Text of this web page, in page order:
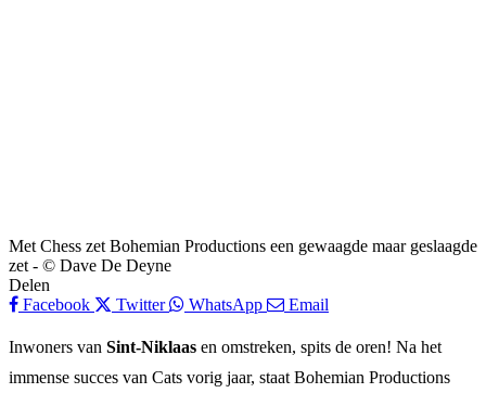
Met Chess zet Bohemian Productions een gewaagde maar geslaagde
zet - © Dave De Deyne
Delen
Facebook
Twitter WhatsApp Email
Inwoners van Sint-Niklaas en omstreken, spits de oren! Na het
immense succes van Cats vorig jaar, staat Bohemian Productions